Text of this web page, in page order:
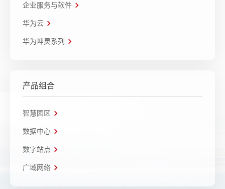
企业服务与软件
华为云
华为坤灵系列
产品组合
智慧园区
数据中心
数字站点
广域网络